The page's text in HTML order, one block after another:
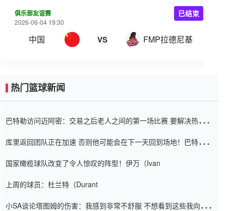
俱乐部友谊赛
2026-06-04 19:30
中国 VS FMP拉德尼基
已结束
热门篮球新闻
巴特勒访问迈阿密：交易之后老人之间的第一场比赛 要解决热情的
库里返回团队正在加速 否则他可能会在下一天回到场地！巴特勒迈
国家橄榄球队改变了令人惊叹的阵型！伊万（Ivan
上周的球员：杜兰特（Durant
小SA谈论塔图姆的伤害：我感到非常不舒服 不想看到这些我向他